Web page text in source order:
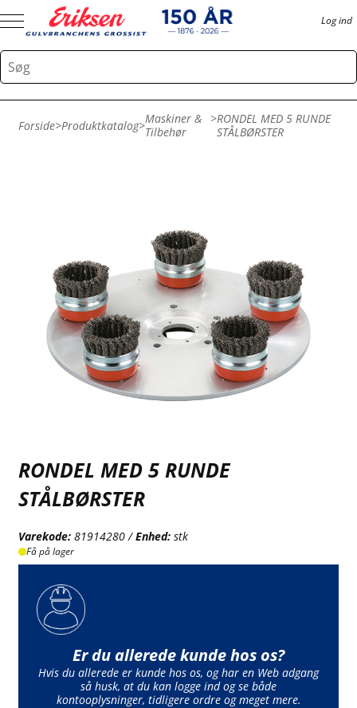
Log ind
Forside>Produktkatalog>Maskiner &
Tilbehør
>RONDEL MED 5 RUNDE
STÅLBØRSTER
RONDEL MED 5 RUNDE
STÅLBØRSTER
Varekode: 81914280 /Enhed: stk
Få på lager
Er du allerede kunde hos os?
Hvis du allerede er kunde hos os, og har en Web adgang
så husk, at du kan logge ind og se både
kontooplysninger, tidligere ordre og meget mere.